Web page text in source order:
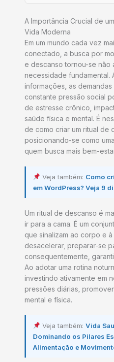
A Importância Crucial de
Vida Moderna
Em um mundo cada vez
conectado, a busca por
e descanso tornou-se não
necessidade fundamental.
informações, as
constante pressão social
de estresse crônico,
saúde física e mental. É
de como criar um ritual de
posicionando-se como
quem busca mais bem-
Veja também: Como
em WordPress? Veja 9
Um ritual de descanso é
ir para a cama. É um
que sinalizam ao corpo e
desacelerar, preparar-se
consequentemente,
Ao adotar uma rotina
investindo ativamente em
pressões diárias,
mental e física.
Veja também:Vida
Dominando os Pilares
Alimentação e